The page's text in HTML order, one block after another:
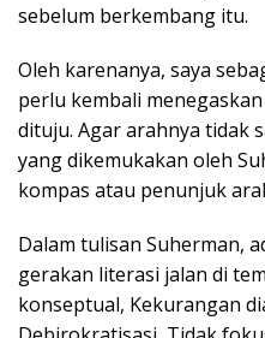
sebelum berkembang itu.
Oleh karenanya, saya
perlu kembali
dituju. Agar arahnya tidak
yang dikemukakan oleh
kompas atau penunjuk
Dalam tulisan Suherman,
gerakan literasi jalan di
konseptual, Kekurangan